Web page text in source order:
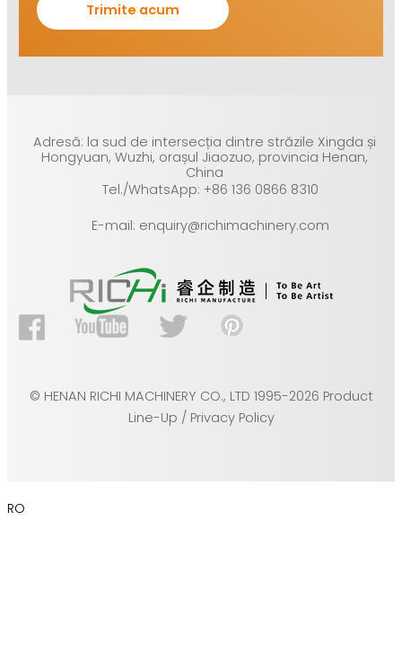
Adresă: la sud de intersecția dintre străzile Xingda și
Hongyuan, Wuzhi, orașul Jiaozuo, provincia Henan,
China
Tel./WhatsApp: +86 136 0866 8310
E-mail: enquiry@richimachinery.com
© HENAN RICHI MACHINERY CO., LTD 1995-2026 Product
Line-Up / Privacy Policy
RO